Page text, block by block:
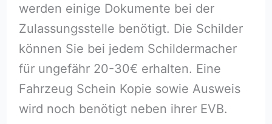
werden einige Dokumente bei der
Zulassungsstelle benötigt. Die Schilder
können Sie bei jedem Schildermacher
für ungefähr 20-30€ erhalten. Eine
Fahrzeug Schein Kopie sowie Ausweis
wird noch benötigt neben ihrer EVB.